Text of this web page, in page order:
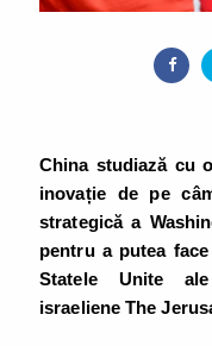
China studiază cu
inovație de pe
strategică a
pentru a putea
Statele Unite
israeliene The